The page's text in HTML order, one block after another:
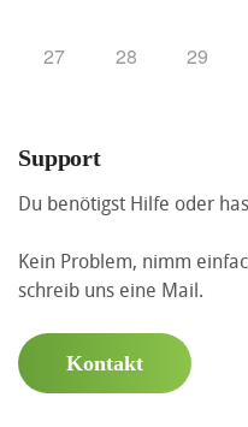
27 28 29
Support
Du benötigst Hilfe oder
Kein Problem, nimm
schreib uns eine Mail.
Kontakt